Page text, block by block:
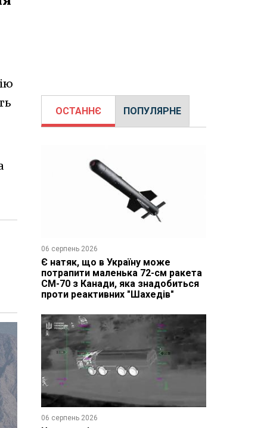
ОСТАННЄ ПОПУЛЯРНЕ
06 серпень 2026
Є натяк, що в Україну може
потрапити маленька 72-см ракета
CM-70 з Канади, яка знадобиться
проти реактивних "Шахедів"
06 серпень 2026